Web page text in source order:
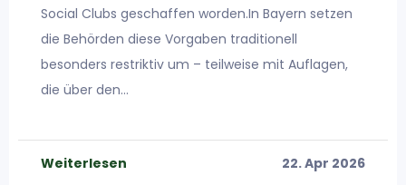
Social Clubs geschaffen worden.In Bayern setzen
die Behörden diese Vorgaben traditionell
besonders restriktiv um – teilweise mit Auflagen,
die über den…
Weiterlesen 22. Apr 2026